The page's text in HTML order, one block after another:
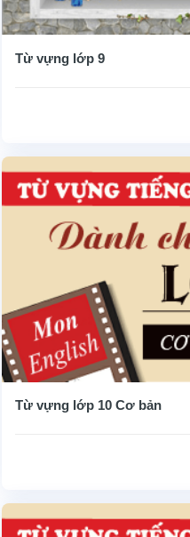
Từ vựng lớp 9
Từ vựng lớp 10 Cơ bản